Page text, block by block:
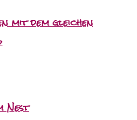
dem gleichen
Nest